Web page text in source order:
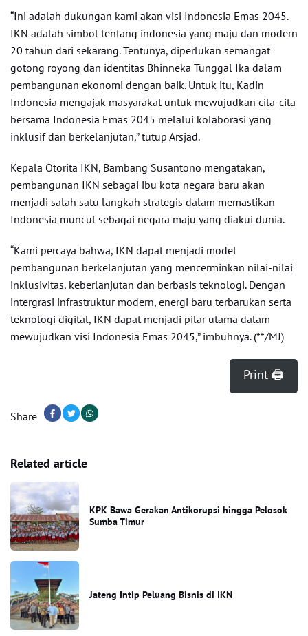
“Ini adalah dukungan kami akan visi Indonesia Emas 2045.
IKN adalah simbol tentang indonesia yang maju dan modern
20 tahun dari sekarang. Tentunya, diperlukan semangat
gotong royong dan identitas Bhinneka Tunggal Ika dalam
pembangunan ekonomi dengan baik. Untuk itu, Kadin
Indonesia mengajak masyarakat untuk mewujudkan cita-cita
bersama Indonesia Emas 2045 melalui kolaborasi yang
inklusif dan berkelanjutan,” tutup Arsjad.
Kepala Otorita IKN, Bambang Susantono mengatakan,
pembangunan IKN sebagai ibu kota negara baru akan
menjadi salah satu langkah strategis dalam memastikan
Indonesia muncul sebagai negara maju yang diakui dunia.
“Kami percaya bahwa, IKN dapat menjadi model
pembangunan berkelanjutan yang mencerminkan nilai-nilai
inklusivitas, keberlanjutan dan berbasis teknologi. Dengan
intergrasi infrastruktur modern, energi baru terbarukan serta
teknologi digital, IKN dapat menjadi pilar utama dalam
mewujudkan visi Indonesia Emas 2045,” imbuhnya. (**/MJ)
Print 🖨
Share
Related article
KPK Bawa Gerakan Antikorupsi hingga Pelosok
Sumba Timur
Jateng Intip Peluang Bisnis di IKN